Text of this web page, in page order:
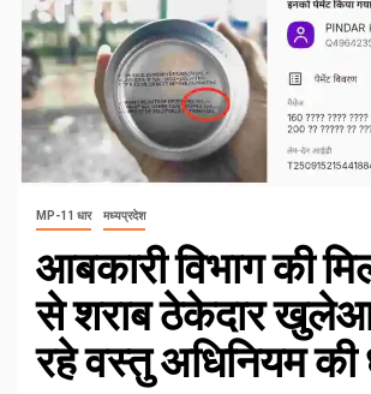
MP-11 धार मध्यप्रदेश
आबकारी विभाग की
से शराब ठेकेदार
रहे वस्तु अधिनियम की